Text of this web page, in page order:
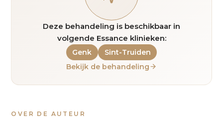
Deze behandeling is beschikbaar in
volgende Essance klinieken:
Genk
Sint-Truiden
Bekijk de behandeling
OVER DE AUTEUR